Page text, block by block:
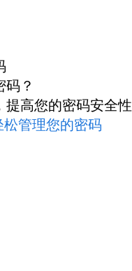
码？
提高您的密码安全性
管理您的密码